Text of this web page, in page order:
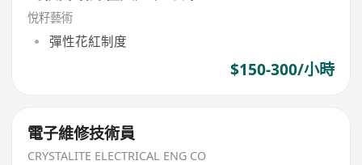
悅籽藝術
彈性花紅制度
$150-300/小時
電子維修技術員
CRYSTALITE ELECTRICAL ENG CO